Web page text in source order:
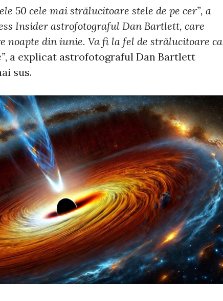
50 cele mai strălucitoare stele de pe cer”, a
Insider astrofotograful Dan Bartlett, care
noapte din iunie. Va fi la fel de strălucitoare ca
, a explicat astrofotograful Dan Bartlett
sus.